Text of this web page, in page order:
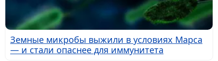
Земные микробы выжили в условиях Марса
— и стали опаснее для иммунитета